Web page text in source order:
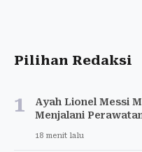
Pilihan Redaksi
1
Ayah Lionel Messi
Menjalani
18 menit lalu